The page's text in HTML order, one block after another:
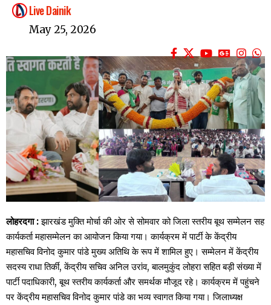
Live Dainik
May 25, 2026
लोहरदगा :झारखंड मुक्ति मोर्चा की ओर से सोमवार को जिला स्तरीय बूथ सम्मेलन सह
कार्यकर्ता महासम्मेलन का आयोजन किया गया। कार्यक्रम में पार्टी के केंद्रीय
महासचिव विनोद कुमार पांडे मुख्य अतिथि के रूप में शामिल हुए। सम्मेलन में केंद्रीय
सदस्य राधा तिर्की, केंद्रीय सचिव अनिल उरांव, बालमुकुंद लोहरा सहित बड़ी संख्या में
पार्टी पदाधिकारी, बूथ स्तरीय कार्यकर्ता और समर्थक मौजूद रहे। कार्यक्रम में पहुंचने
पर केंद्रीय महासचिव विनोद कुमार पांडे का भव्य स्वागत किया गया। जिलाध्यक्ष